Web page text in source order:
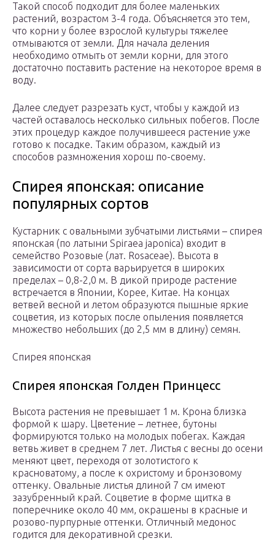
Такой способ подходит для более маленьких
растений, возрастом 3-4 года. Объясняется это тем,
что корни у более взрослой культуры тяжелее
отмываются от земли. Для начала деления
необходимо отмыть от земли корни, для этого
достаточно поставить растение на некоторое время в
воду.
Далее следует разрезать куст, чтобы у каждой из
частей оставалось несколько сильных побегов. После
этих процедур каждое получившееся растение уже
готово к посадке. Таким образом, каждый из
способов размножения хорош по-своему.
Спирея японская: описание
популярных сортов
Кустарник с овальными зубчатыми листьями – спирея
японская (по латыни Spiraea japonica) входит в
семейство Розовые (лат. Rosaceae). Высота в
зависимости от сорта варьируется в широких
пределах – 0,8-2,0 м. В дикой природе растение
встречается в Японии, Корее, Китае. На концах
ветвей весной и летом образуются пышные яркие
соцветия, из которых после опыления появляется
множество небольших (до 2,5 мм в длину) семян.
Спирея японская
Спирея японская Голден Принцесс
Высота растения не превышает 1 м. Крона близка
формой к шару. Цветение – летнее, бутоны
формируются только на молодых побегах. Каждая
ветвь живет в среднем 7 лет. Листья с весны до осени
меняют цвет, переходя от золотистого к
красноватому, а после к охристому и бронзовому
оттенку. Овальные листья длиной 7 см имеют
зазубренный край. Соцветие в форме щитка в
поперечнике около 40 мм, окрашены в красные и
розово-пурпурные оттенки. Отличный медонос
годится для декоративной срезки.